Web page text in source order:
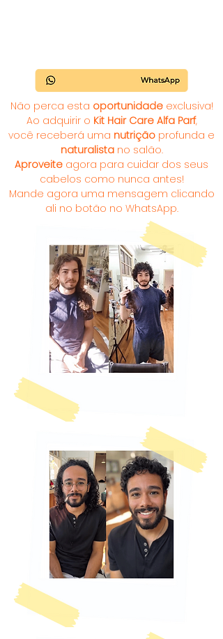
Não perca esta oportunidade exclusiva!
Ao adquirir o Kit Hair Care Alfa Parf,
você receberá uma nutrição profunda e
naturalista no salão.
Aproveite agora para cuidar dos seus
cabelos como nunca antes!
Mande agora uma mensagem clicando
ali no botão no WhatsApp.